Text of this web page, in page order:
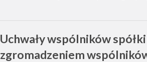
Uchwały wspólników
zgromadzeniem